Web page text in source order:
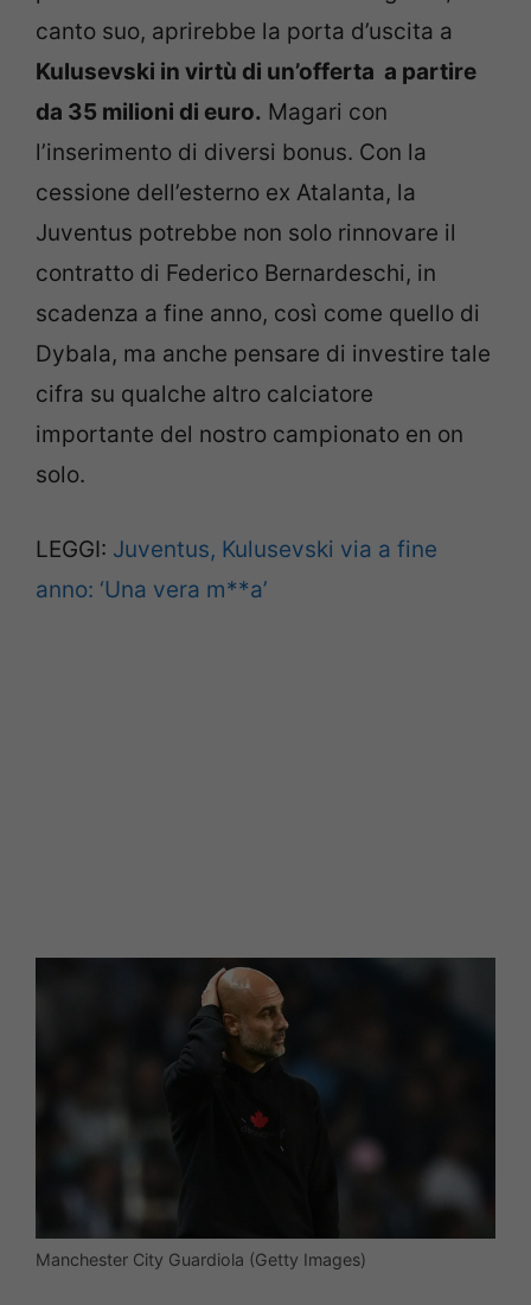
canto suo, aprirebbe la porta d’uscita a
Kulusevski in virtù di un’offerta a partire
da 35 milioni di euro. Magari con
l’inserimento di diversi bonus. Con la
cessione dell’esterno ex Atalanta, la
Juventus potrebbe non solo rinnovare il
contratto di Federico Bernardeschi, in
scadenza a fine anno, così come quello di
Dybala, ma anche pensare di investire tale
cifra su qualche altro calciatore
importante del nostro campionato en on
solo.
LEGGI: Juventus, Kulusevski via a fine
anno: ‘Una vera m**a’
Manchester City Guardiola (Getty Images)